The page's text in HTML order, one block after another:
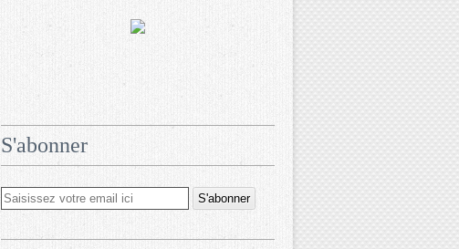
S'abonner